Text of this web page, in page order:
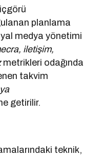
planlama
medya yönetimi
iletişim,
metrikleri odağında
takvim
getirilir.
teknik,